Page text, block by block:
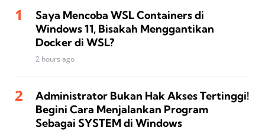
Saya Mencoba WSL Containers di
Windows 11, Bisakah Menggantikan
Docker di WSL?
2 hours ago
Administrator Bukan Hak Akses Tertinggi!
Begini Cara Menjalankan Program
Sebagai SYSTEM di Windows